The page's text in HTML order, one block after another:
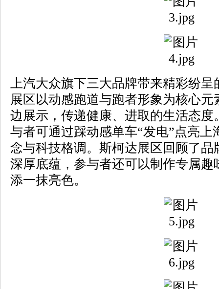
上汽大众旗下三大品牌带来精彩纷
展区以动感跑道与跑者形象为核心
边展示，传递健康、进取的生活态
与者可通过踩动感单车“发电”点亮
念与科技格调。斯柯达展区回顾了品
深厚底蕴，参与者还可以制作专属
添一抹亮色。